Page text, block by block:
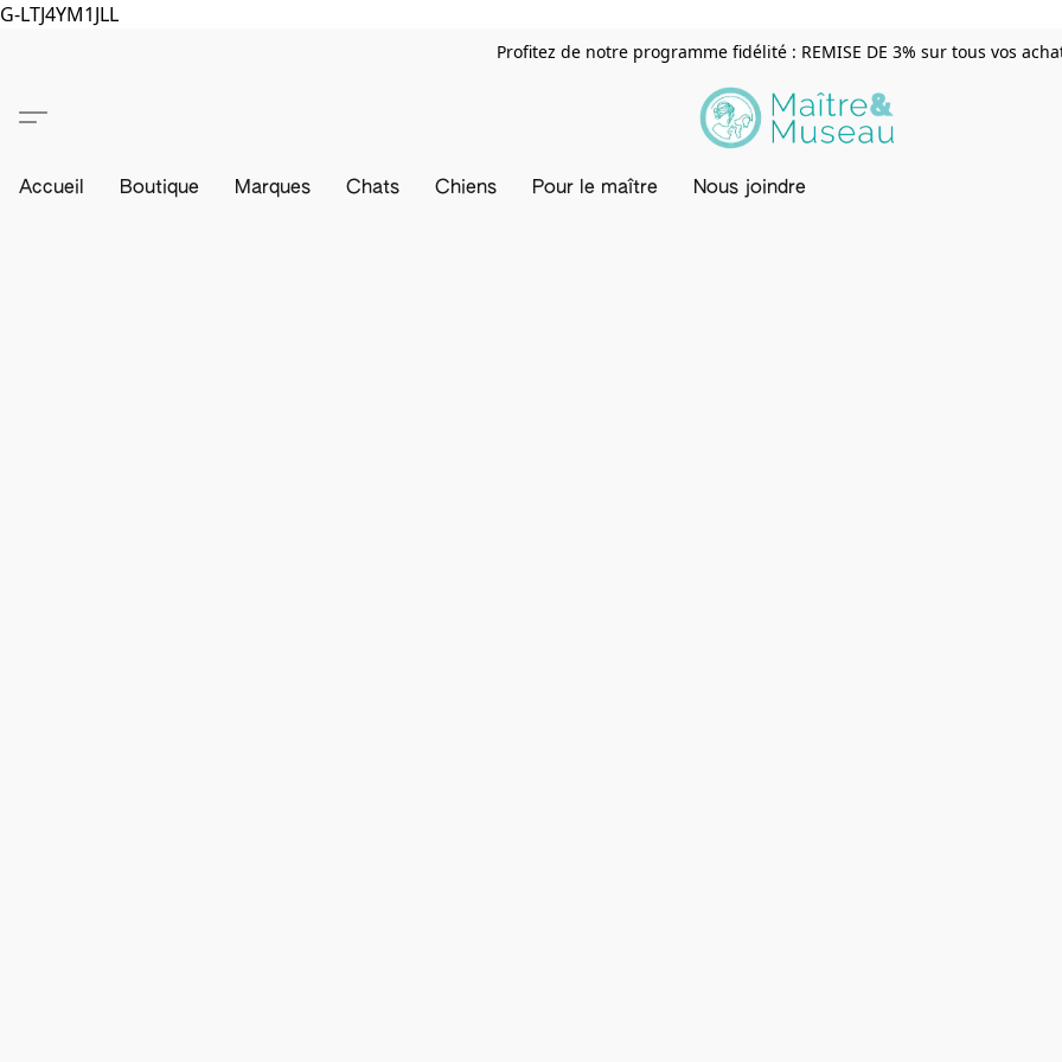
G-LTJ4YM1JLL
Profitez de notre programme fidélité : REMISE DE 3% sur tous vos
Accueil Boutique Marques Chats Chiens Pour le maître Nous joindre